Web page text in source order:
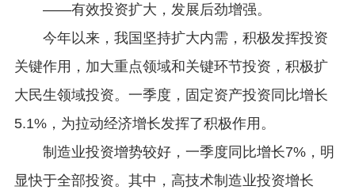
——有效投资扩大，发展后劲增强。
今年以来，我国坚持扩大内需，积极发挥投资
关键作用，加大重点领域和关键环节投资，积极扩
大民生领域投资。一季度，固定资产投资同比增长
5.1%，为拉动经济增长发挥了积极作用。
制造业投资增势较好，一季度同比增长7%，明
显快于全部投资。其中，高技术制造业投资增长